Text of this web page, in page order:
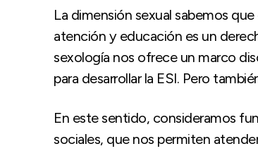
La dimensión sexual sabemos
atención y educación es un
sexología nos ofrece un marco
para desarrollar la ESI. Pero
En este sentido, consideramos
sociales, que nos permiten